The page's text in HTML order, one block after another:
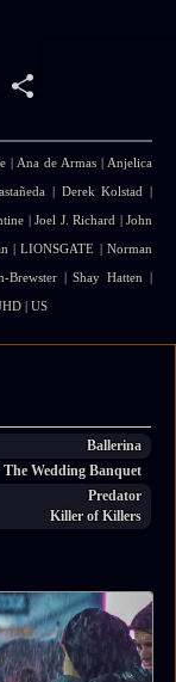
Ballerina
The Wedding Banquet
Predator
Killer of Killers
Pinterest
| Ana de Armas | Anjelica
| Derek Kolstad |
|Joel J. Richard |John
|LIONSGATE |Norman
Brewster|Shay Hatten |
| US